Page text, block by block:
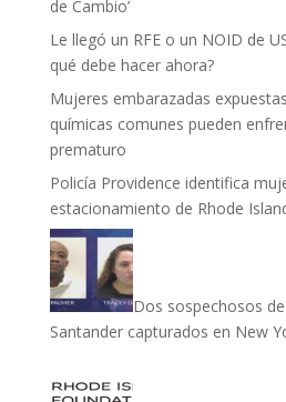
de Cambio’
Le llegó un RFE o un NOID de
qué debe hacer ahora?
Mujeres embarazadas
químicas comunes pueden
prematuro
Policía Providence identifica
estacionamiento de Rhode
Dos sospechosos
Santander capturados en New